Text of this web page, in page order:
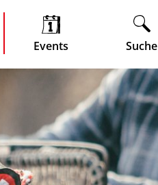
Events Suche